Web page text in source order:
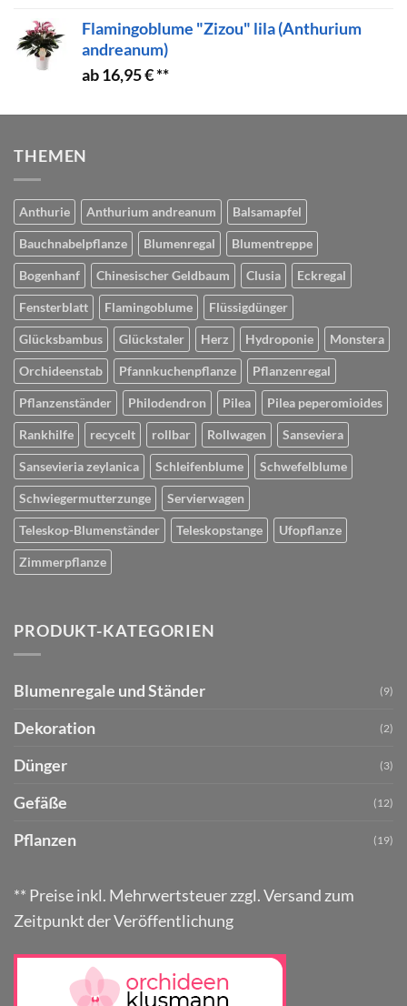
Flamingoblume "Zizou" lila (Anthurium
andreanum)
16,95€
THEMEN
Anthurie Anthurium andreanum Balsamapfel
Bauchnabelpflanze Blumenregal Blumentreppe
Bogenhanf Chinesischer Geldbaum Clusia Eckregal
Fensterblatt Flamingoblume Flüssigdünger
Glücksbambus Glückstaler Herz Hydroponie Monstera
Orchideenstab Pfannkuchenpflanze Pflanzenregal
Pflanzenständer Philodendron Pilea Pilea peperomioides
Rankhilfe recycelt rollbar Rollwagen Sanseviera
Sansevieria zeylanica Schleifenblume Schwefelblume
Schwiegermutterzunge Servierwagen
Teleskop-Blumenständer Teleskopstange Ufopflanze
Zimmerpflanze
PRODUKT-KATEGORIEN
Blumenregale und Ständer (9)
Dekoration (2)
Dünger (3)
Gefäße (12)
Pflanzen (19)
** Preise inkl. Mehrwertsteuer zzgl. Versand zum
Zeitpunkt der Veröffentlichung